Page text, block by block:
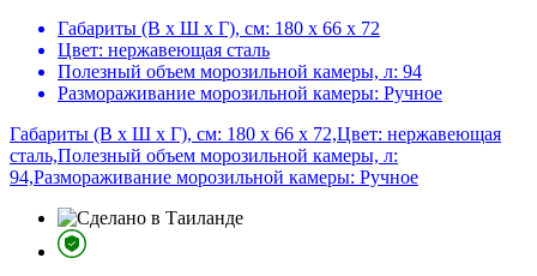
Габариты (В х Ш х Г), см: 180 х 66 х 72
Цвет: нержавеющая сталь
Полезный объем морозильной камеры, л: 94
Размораживание морозильной камеры: Ручное
Габариты (В х Ш х Г), см: 180 х 66 х 72,Цвет: нержавеющая
сталь,Полезный объем морозильной камеры, л:
94,Размораживание морозильной камеры: Ручное